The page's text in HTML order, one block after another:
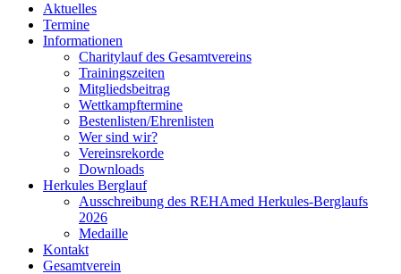
Aktuelles
Termine
Informationen
Charitylauf des Gesamtvereins
Trainingszeiten
Mitgliedsbeitrag
Wettkampftermine
Bestenlisten/Ehrenlisten
Wer sind wir?
Vereinsrekorde
Downloads
Herkules Berglauf
Ausschreibung des REHAmed Herkules-Berglaufs
2026
Medaille
Kontakt
Gesamtverein